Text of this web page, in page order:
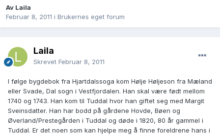
Av Laila
Februar 8, 2011 i Brukernes eget forum
Laila
Skrevet Februar 8, 2011
I følge bygdebok fra Hjartdalssoga kom Hølje Høljeson fra Mæland
eller Svade, Dal sogn i Vestfjordalen. Han skal være født mellom
1740 og 1743. Han kom til Tuddal hvor han giftet seg med Margit
Sveinsdatter. Han har bodd på gårdene Hovde, Bøen og
Øverland/Prestegården i Tuddal og døde i 1820, 80 år gammel i
Tuddal. Er det noen som kan hjelpe meg å finne foreldrene hans i